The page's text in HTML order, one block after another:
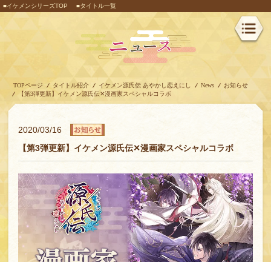
■イケメンシリーズTOP ■タイトル一覧
TOPページ タイトル紹介 イケメン源氏伝 あやかし恋えにし News
お知らせ
【第3弾更新】イケメン源氏伝✕漫画家スペシャルコラボ
2020/03/16
【第3弾更新】イケメン源氏伝✕漫画家スペシャルコラボ